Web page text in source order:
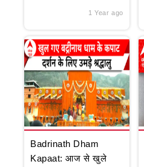
1 Year ago
Badrinath Dham
Kapaat: आज से खुले